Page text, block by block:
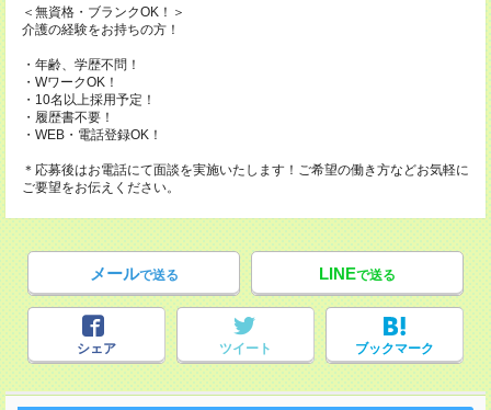
＜無資格・ブランクOK！＞
介護の経験をお持ちの方！
・年齢、学歴不問！
・WワークOK！
・10名以上採用予定！
・履歴書不要！
・WEB・電話登録OK！
＊応募後はお電話にて面談を実施いたします！ご希望の働き方などお気軽に
ご要望をお伝えください。
メールで送る LINEで送る
シェア ツイート ブックマーク